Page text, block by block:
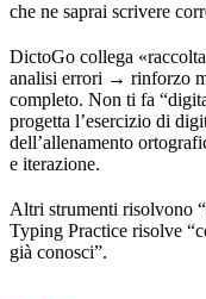
che ne saprai scrivere
DictoGo collega
analisi errori → rinforzo
completo. Non ti fa
progetta l’esercizio di
dell’allenamento
e iterazione.
Altri strumenti risolvono
Typing Practice risolve
già conosci”.